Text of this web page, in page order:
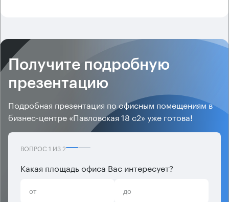
Получите подробную
презентацию
Подробная презентация по офисным помещениям в
бизнес-центре «Павловская 18 с2» уже готова!
ВОПРОС 1 ИЗ2
Какая площадь офиса Вас интересует?